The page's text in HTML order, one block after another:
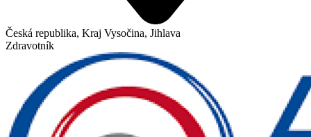
Česká republika, Kraj Vysočina, Jihlava
Zdravotník